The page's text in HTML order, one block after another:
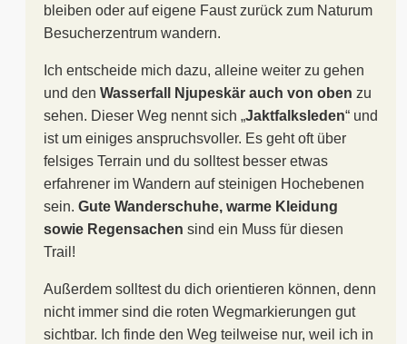
bleiben oder auf eigene Faust zurück zum Naturum
Besucherzentrum wandern.
Ich entscheide mich dazu, alleine weiter zu gehen
und den Wasserfall Njupeskär auch von oben zu
sehen. Dieser Weg nennt sich „Jaktfalksleden“ und
ist um einiges anspruchsvoller. Es geht oft über
felsiges Terrain und du solltest besser etwas
erfahrener im Wandern auf steinigen Hochebenen
sein. Gute Wanderschuhe, warme Kleidung
sowie Regensachen sind ein Muss für diesen
Trail!
Außerdem solltest du dich orientieren können, denn
nicht immer sind die roten Wegmarkierungen gut
sichtbar. Ich finde den Weg teilweise nur, weil ich in